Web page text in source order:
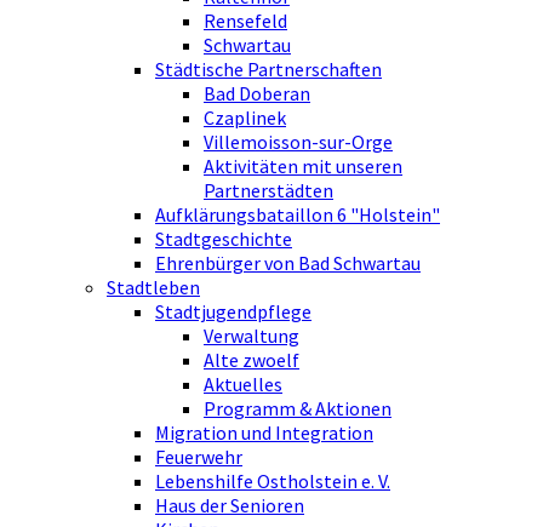
Rensefeld
Schwartau
Städtische Partnerschaften
Bad Doberan
Czaplinek
Villemoisson-sur-Orge
Aktivitäten mit unseren
Partnerstädten
Aufklärungsbataillon 6 "Holstein"
Stadtgeschichte
Ehrenbürger von Bad Schwartau
Stadtleben
Stadtjugendpflege
Verwaltung
Alte zwoelf
Aktuelles
Programm & Aktionen
Migration und Integration
Feuerwehr
Lebenshilfe Ostholstein e. V.
Haus der Senioren